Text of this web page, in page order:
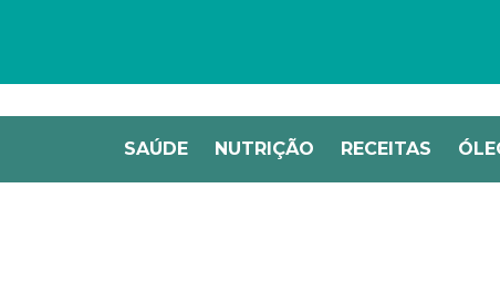
SAÚDE NUTRIÇÃO RECEITAS